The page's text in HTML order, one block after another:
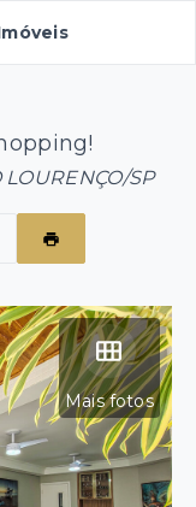
SP
Mais fotos